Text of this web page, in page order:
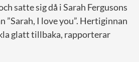
satte sig då i Sarah Fergusons
”Sarah, I love you”. Hertiginnan
glatt tillbaka, rapporterar